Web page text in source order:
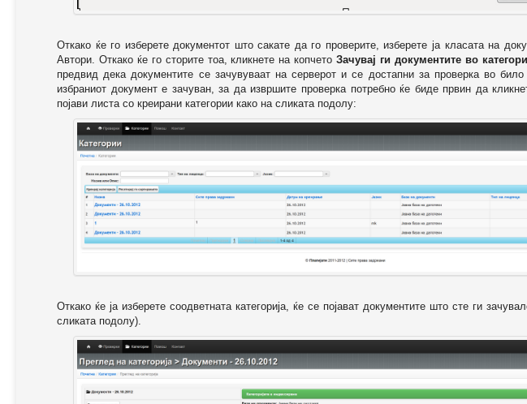
Откако ќе го изберете документот што сакате да го проверите, изберете ја класата на
Автори. Откако ќе го сторите тоа, кликнете на копчетоЗачувај ги документите во
предвид дека документите се зачувуваат на серверот и се достапни за проверка во
избраниот документ е зачуван, за да извршите проверка потребно ќе биде првин да
појави листа со креирани категории како на сликата подолу:
Откако ќе ја изберете соодветната категорија, ќе се појават документите што сте ги
сликата подолу).